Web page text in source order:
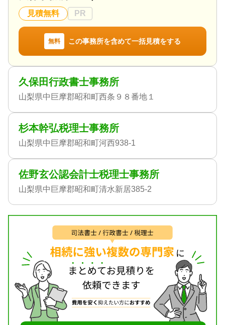
見積無料 PR
無料 この事務所を含めて一括見積をする
久保田行政書士事務所
山梨県中巨摩郡昭和町西条９８番地１
杉本幹弘税理士事務所
山梨県中巨摩郡昭和町河西938-1
佐野玄公認会計士税理士事務所
山梨県中巨摩郡昭和町清水新居385-2